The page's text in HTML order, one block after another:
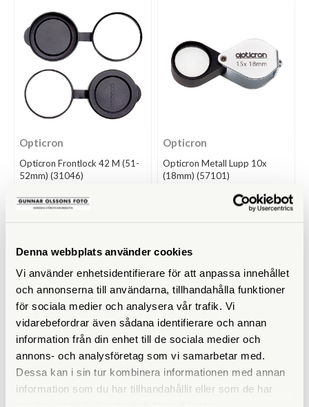
Denna webbplats använder cookies
Vi använder enhetsidentifierare för att anpassa innehållet
och annonserna till användarna, tillhandahålla funktioner
för sociala medier och analysera vår trafik. Vi
vidarebefordrar även sådana identifierare och annan
information från din enhet till de sociala medier och
annons- och analysföretag som vi samarbetar med.
Dessa kan i sin tur kombinera informationen med annan
information som du har tillhandahållit eller som de har
Opticron
Opticron Frontlock 42 M (51-
52mm) (31046)
Finns i lager
Opticron
Opticron Metall Lupp 10x
(18mm) (57101)